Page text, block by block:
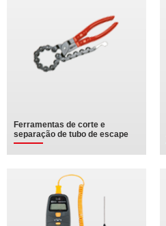
Ferramentas de corte e
separação de tubo de escape